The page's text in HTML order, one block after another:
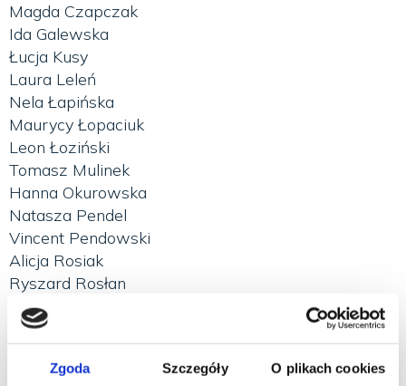
Zgoda Szczegóły O plikach cookies
Magda Czapczak
Ida Galewska
Łucja Kusy
Laura Leleń
Nela Łapińska
Maurycy Łopaciuk
Leon Łoziński
Tomasz Mulinek
Hanna Okurowska
Natasza Pendel
Vincent Pendowski
Alicja Rosiak
Ryszard Rosłan
Wojciech Tlak
Zofia Tryc
Piotr Truszkowski
Jerzy Zwoliński